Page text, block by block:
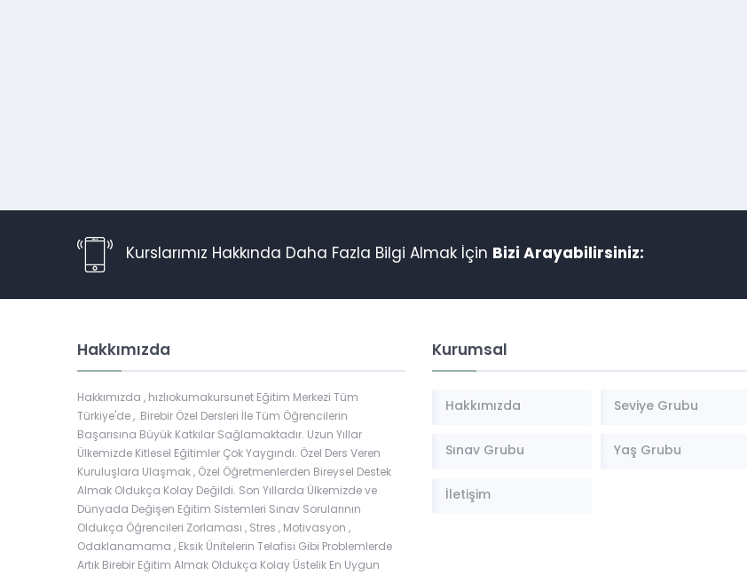
Kurslarımız Hakkında Daha Fazla Bilgi Almak İçin Bizi Arayabilirsiniz:
Hakkımızda
Hakkımızda , hızlıokumakursunet Eğitim Merkezi Tüm
Türkiye'de , Birebir Özel Dersleri İle Tüm Öğrencilerin
Başarısına Büyük Katkılar Sağlamaktadır. Uzun Yıllar
Ülkemizde Kitlesel Eğitimler Çok Yaygındı. Özel Ders Veren
Kuruluşlara Ulaşmak , Özel Öğretmenlerden Bireysel Destek
Almak Oldukça Kolay Değildi. Son Yıllarda Ülkemizde ve
Dünyada Değişen Eğitim Sistemleri Sınav Sorularının
Oldukça Öğrencileri Zorlaması , Stres , Motivasyon ,
Odaklanamama , Eksik Ünitelerin Telafisi Gibi Problemlerde
Artık Birebir Eğitim Almak Oldukça Kolay Üstelik En Uygun
Kurumsal
Hakkımızda Seviye Grubu
Sınav Grubu Yaş Grubu
İletişim
Müşteri Temsilcisi